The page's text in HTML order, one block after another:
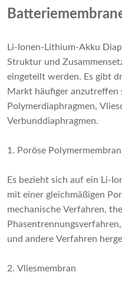
Li-Ionen-Lithium-Akku
Struktur und
eingeteilt werden. Es gibt
Markt häufiger anzutreffen
Polymerdiaphragmen,
Verbunddiaphragmen.
1. Poröse Polymermembran
Es bezieht sich auf ein Li-
mit einer gleichmäßigen
mechanische Verfahren,
und andere Verfahren
2. Vliesmembran